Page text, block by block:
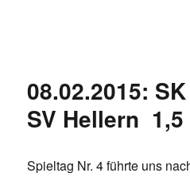
08.02.2015:
SV Hellern
Spieltag Nr. 4 führte uns